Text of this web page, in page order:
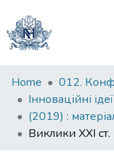
Communities
&
Collections
Home